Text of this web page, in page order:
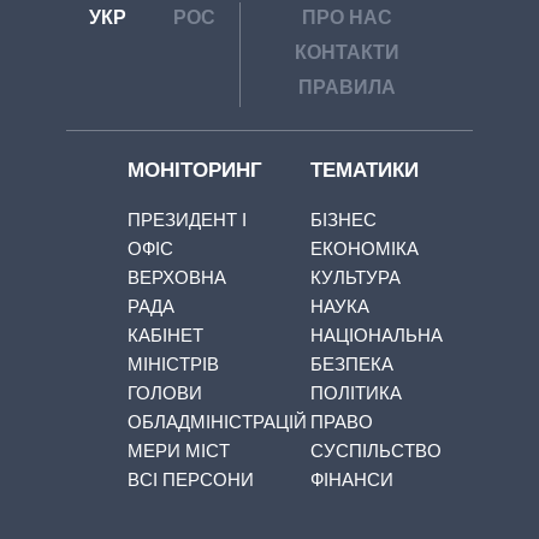
УКР РОС
ПРО НАС
КОНТАКТИ
ПРАВИЛА
МОНІТОРИНГ
ПРЕЗИДЕНТ І
ОФІС
ВЕРХОВНА
РАДА
КАБІНЕТ
МІНІСТРІВ
ГОЛОВИ
ОБЛАДМІНІСТРАЦІЙ
МЕРИ МІСТ
ВСІ ПЕРСОНИ
ТЕМАТИКИ
БІЗНЕС
ЕКОНОМІКА
КУЛЬТУРА
НАУКА
НАЦІОНАЛЬНА
БЕЗПЕКА
ПОЛІТИКА
ПРАВО
СУСПІЛЬСТВО
ФІНАНСИ